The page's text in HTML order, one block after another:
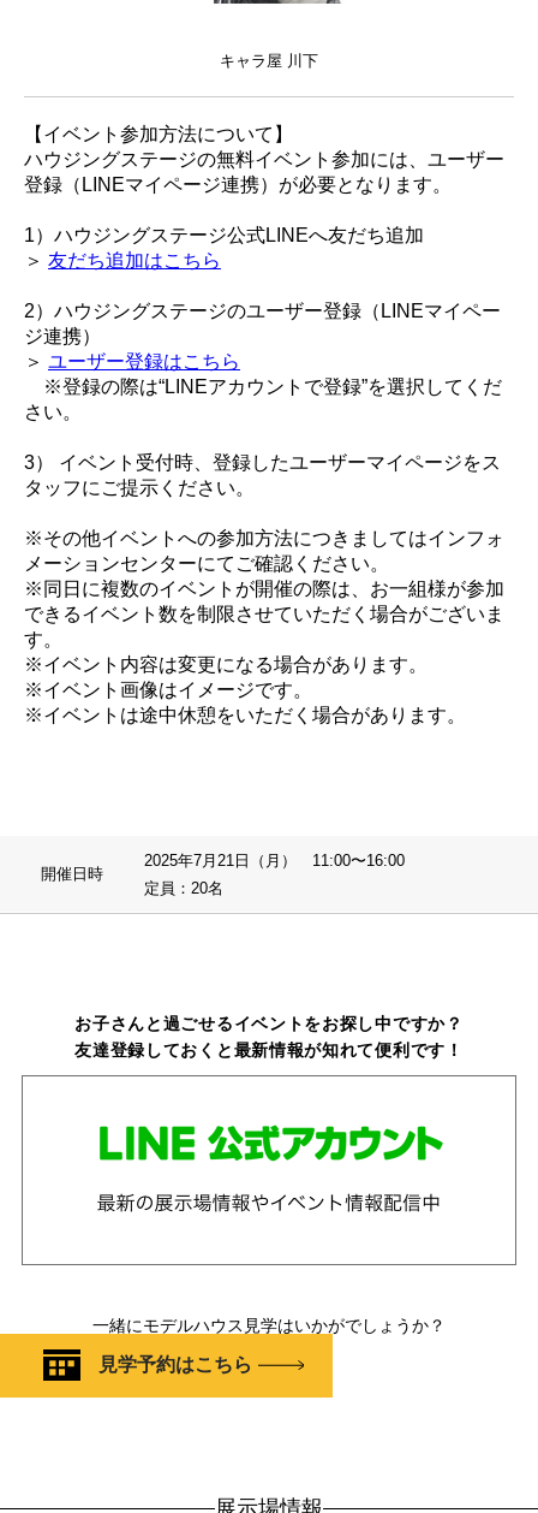
キャラ屋 川下
【イベント参加方法について】
ハウジングステージの無料イベント参加には、ユーザー
登録（LINEマイページ連携）が必要となります。
1）ハウジングステージ公式LINEへ友だち追加
＞ 友だち追加はこちら
2）ハウジングステージのユーザー登録（LINEマイペー
ジ連携）
＞ ユーザー登録はこちら
※登録の際は“LINEアカウントで登録”を選択してくだ
さい。
3） イベント受付時、登録したユーザーマイページをス
タッフにご提示ください。
※その他イベントへの参加方法につきましてはインフォ
メーションセンターにてご確認ください。
※同日に複数のイベントが開催の際は、お一組様が参加
できるイベント数を制限させていただく場合がございま
す。
※イベント内容は変更になる場合があります。
※イベント画像はイメージです。
※イベントは途中休憩をいただく場合があります。
開催日時
2025年7月21日（月） 11:00〜16:00
定員：20名
お子さんと過ごせるイベントをお探し中ですか？
友達登録しておくと最新情報が知れて便利です！
一緒にモデルハウス見学はいかがでしょうか？
見学予約はこちら
展示場情報